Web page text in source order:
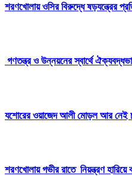
শরণখোলায় ওসির বিরুদ্ধে ষড়যন্ত্রের
গণতন্ত্র ও উন্নয়নের স্বার্থে
যশোরের ওয়াজেদ আলী মোড়ল আর নেই
শরণখোলায় গভীর রাতে নিয়ন্ত্রণ হারিয়ে